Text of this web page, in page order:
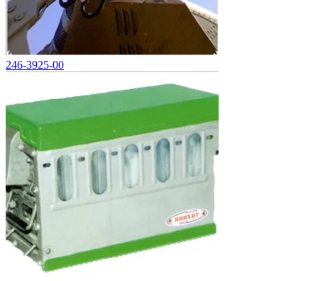
246-3925-00